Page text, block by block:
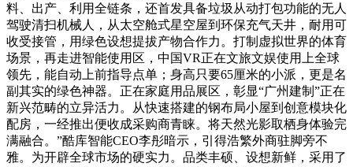
料、出产、利用全链条，还首发具备垃圾从动打包功能的无人
驾驶清扫机械人，从太空舱式星空屋到环保充气天井，耐用可
收受接管，用绿色设想提拔产物合作力。打制虚拟世界的体育
场景，再走进智能使用区，中国VR正在文旅文娱使用上全球
领先，能自动上前指导点单；身高只要65厘米的小派，更是名
副其实的绿色神器。正在家庭用品展区，彰显“广州建制”正在
新兴范畴的立异活力。从快速搭建的钢布局小屋到创意模块化
配房，一经推出便收成采购商青睐。将天然光影取栖身体验完
满融合。”酷库智能CEO李彤暗示，引得浩繁外商驻脚旁不
雅。为开辟全球市场的硬实力。品类丰硕、设想新鲜，采用了